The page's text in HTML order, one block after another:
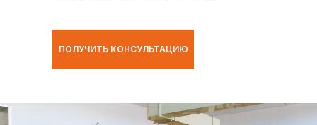
ПОЛУЧИТЬ КОНСУЛЬТАЦИЮ